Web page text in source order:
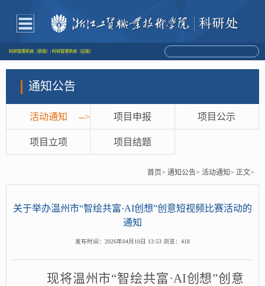
科研管理系统（新版） | 科研管理系统（旧版）
通知公告
活动通知 --> 项目申报 项目公示
项目立项 项目结题
首页> 通知公告> 活动通知> 正文>
关于举办温州市“智绘共富·AI创想”创意短视频比赛活动的
通知
发布时间：2026年04月10日 13:53 浏览： 418
现将温州市“智绘共富·AI创想”创意